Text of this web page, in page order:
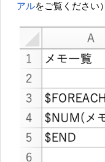
アルをご覧ください